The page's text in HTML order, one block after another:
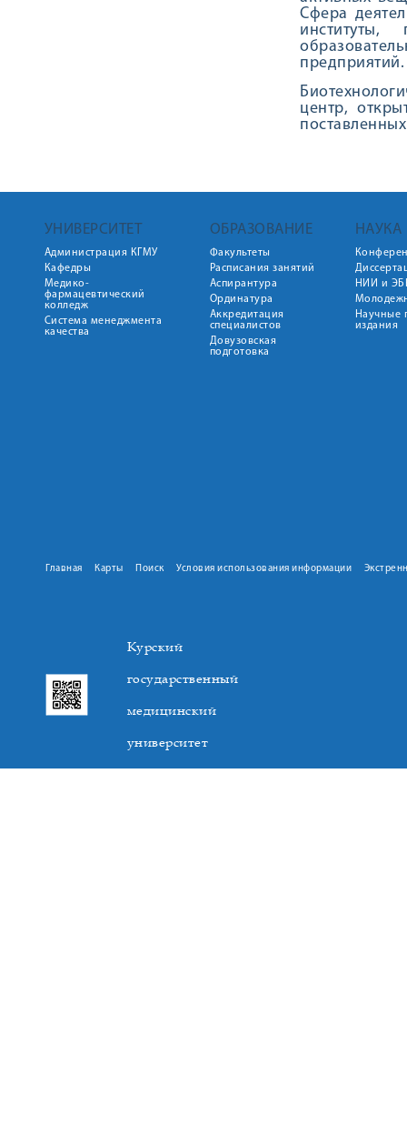
Сфера
институты,
предприятий.
центр,
УНИВЕРСИТЕТ
Администрация КГМУ
Кафедры
Медико-
фармацевтический
колледж
Система менеджмента
качества
ОБРАЗОВАНИЕ
Факультеты
Расписания занятий
Аспирантура
Ординатура
Аккредитация
специалистов
Довузовская
подготовка
НАУКА
НИИ и
Научные
издания
Главная Карты Поиск Условия использования информации
Курский
государственный
медицинский
университет